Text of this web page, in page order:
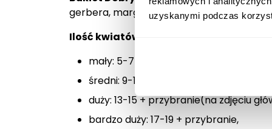
uzyskanymi podczas
gerbera, margaretka, santini, zieleń
Ilość kwiatów:
mały: 5-7 + przybranie,
średni: 9-11 + przybranie,
duży: 13-15 + przybranie(na zdjęciu
bardzo duży: 17-19 + przybranie,